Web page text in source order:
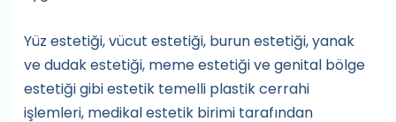
Yüz estetiği, vücut estetiği, burun estetiği, yanak
ve dudak estetiği, meme estetiği ve genital bölge
estetiği gibi estetik temelli plastik cerrahi
işlemleri, medikal estetik birimi tarafından